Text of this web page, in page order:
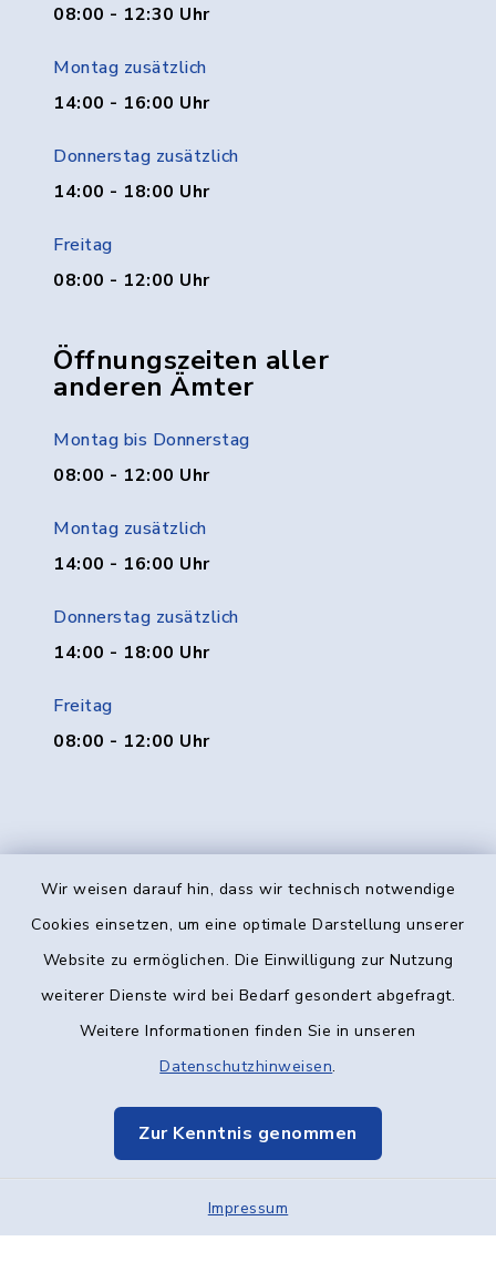
Wir weisen darauf hin, dass wir technisch notwendige
Cookies einsetzen, um eine optimale Darstellung unserer
Website zu ermöglichen. Die Einwilligung zur Nutzung
weiterer Dienste wird bei Bedarf gesondert abgefragt.
Weitere Informationen finden Sie in unseren
Datenschutzhinweisen.
Zur Kenntnis genommen
Impressum
08:00 - 12:30 Uhr
Montag zusätzlich
14:00 - 16:00 Uhr
Donnerstag zusätzlich
14:00 - 18:00 Uhr
Freitag
08:00 - 12:00 Uhr
Öffnungszeiten aller
anderen Ämter
Montag bis Donnerstag
08:00 - 12:00 Uhr
Montag zusätzlich
14:00 - 16:00 Uhr
Donnerstag zusätzlich
14:00 - 18:00 Uhr
Freitag
08:00 - 12:00 Uhr
Kontakt
Datenschutz
Elektronische Kommunikation
Sitemap